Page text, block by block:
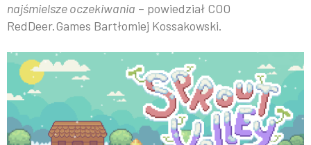
najśmielsze oczekiwania – powiedział COO
RedDeer.Games Bartłomiej Kossakowski.